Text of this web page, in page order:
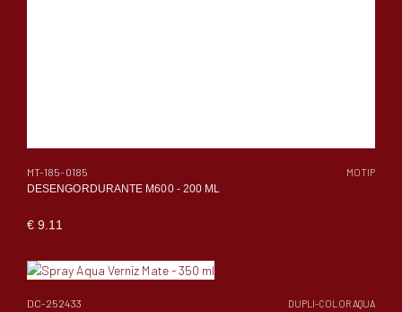
MT-185-0185 MOTIP
DESENGORDURANTE M600 - 200 ML
€ 9.11
DC-252433 DUPLI-COLOR AQUA